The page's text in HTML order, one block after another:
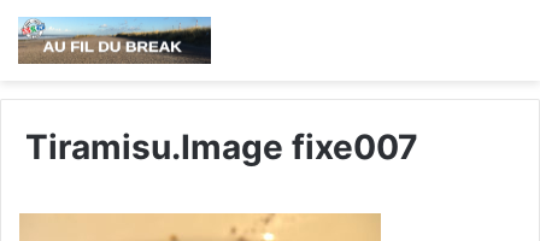
Tiramisu.Image fixe007